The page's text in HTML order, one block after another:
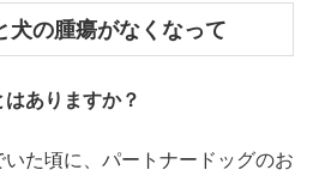
犬の腫瘍がなくなって
ありますか？
た頃に、パートナードッグのお